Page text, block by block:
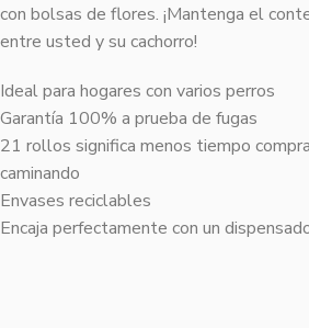
con bolsas de flores. ¡Mantenga el
entre usted y su cachorro!
Ideal para hogares con varios perros
Garantía 100% a prueba de fugas
21 rollos significa menos tiempo
caminando
Envases reciclables
Encaja perfectamente con un